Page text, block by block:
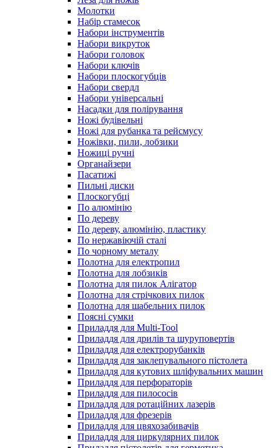
Молотки
Набір стамесок
Набори інструментів
Набори викруток
Набори головок
Набори ключів
Набори плоскогубців
Набори свердл
Набори універсальні
Насадки для полірування
Ножі будівельні
Ножі для рубанка та рейсмусу
Ножівки, пили, лобзики
Ножиці ручні
Органайзери
Пасатижі
Пильні диски
Плоскогубці
По алюмінію
По дереву
По дереву, алюмінію, пластику
По нержавіючій сталі
По чорному металу
Полотна для електропил
Полотна для лобзиків
Полотна для пилок Алігатор
Полотна для стрічкових пилок
Полотна для шабельних пилок
Поясні сумки
Приладдя для Multi-Tool
Приладдя для дрилів та шуруповертів
Приладдя для електрорубанків
Приладдя для заклепувального пістолета
Приладдя для кутових шліфувальних машин
Приладдя для перфораторів
Приладдя для пилососів
Приладдя для ротаційних лазерів
Приладдя для фрезерів
Приладдя для цвяхозабивачів
Приладдя для циркулярних пилок